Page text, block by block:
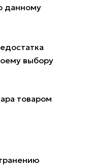
данному
выбору
товаром